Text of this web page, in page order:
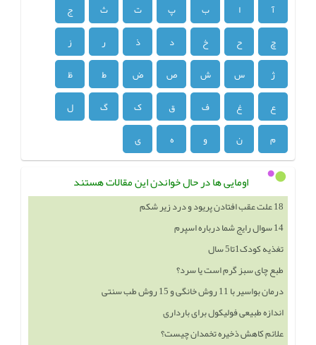
آ ا ب پ ت ث
ج
چ
ح خ د ذ ر
ز
ژ
س ش ص ض ط
ظ
ع
غ ف ق ک گ
ل
م
ن و ه ی
اومایی ها در حال خواندن این مقالات هستند
14 سوال رایج شما درباره اسپرم
تغذیه کودک1تا5 سال
طبع چای سبز گرم است یا سرد؟
درمان بواسیر با 11 روش خانگی و 15 روش طب سنتی
اندازه طبیعی فولیکول برای بارداری
علائم کاهش ذخیره تخمدان چیست؟
آپاندیس کدام سمت است؟